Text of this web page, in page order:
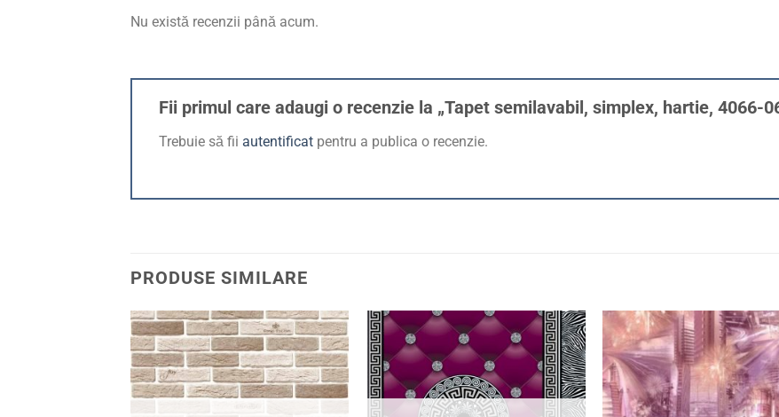
Nu există recenzii până acum.
Fii primul care adaugi o recenzie la „Tapet semilavabil, simplex, hartie, 4066-
Trebuie să fii autentificat pentru a publica o recenzie.
PRODUSE SIMILARE